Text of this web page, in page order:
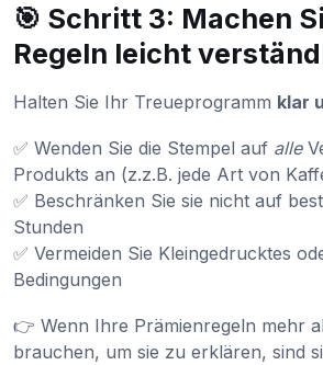
🎯 Schritt 3: Machen
Regeln leicht
Halten Sie Ihr Treueprogramm klar
✅ Wenden Sie die Stempel auf alle
Produkts an (z.z.B. jede Art von
✅ Beschränken Sie sie nicht auf
Stunden
✅ Vermeiden Sie Kleingedrucktes
Bedingungen
👉 Wenn Ihre Prämienregeln mehr
brauchen, um sie zu erklären, sind